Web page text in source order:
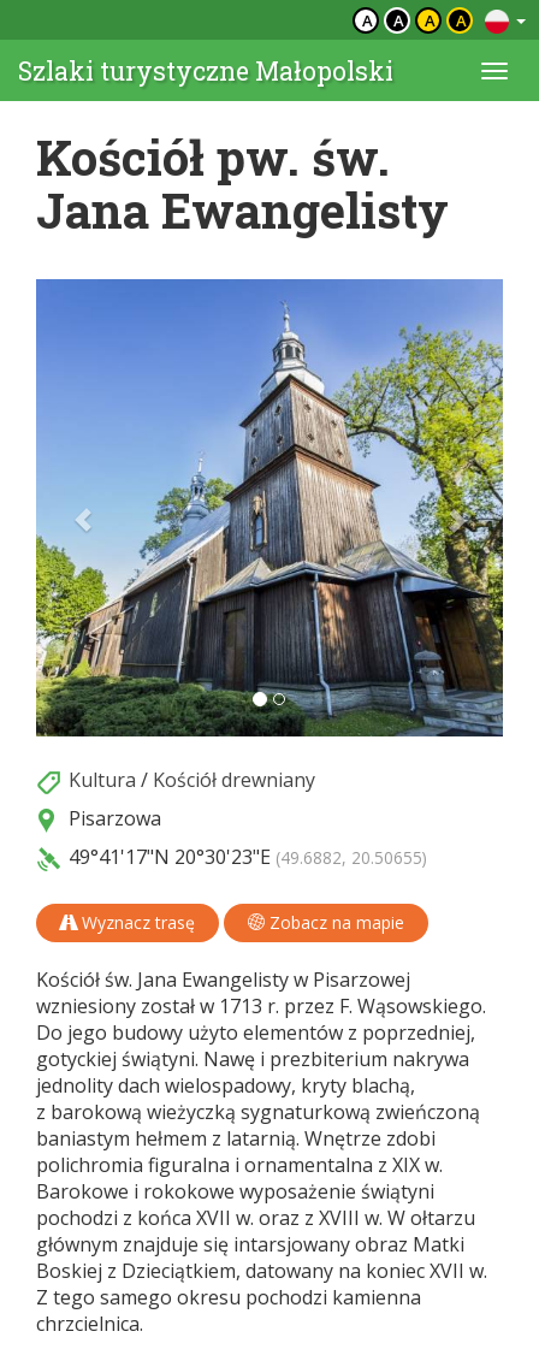
A A A A
Szlaki turystyczne Małopolski
Kościół pw. św.
Jana Ewangelisty
Kultura / Kościół drewniany
Pisarzowa
49°41'17"N 20°30'23"E (49.6882, 20.50655)
Wyznacz trasę Zobacz na mapie
Kościół św. Jana Ewangelisty w Pisarzowej
wzniesiony został w 1713 r. przez F. Wąsowskiego.
Do jego budowy użyto elementów z poprzedniej,
gotyckiej świątyni. Nawę i prezbiterium nakrywa
jednolity dach wielospadowy, kryty blachą,
z barokową wieżyczką sygnaturkową zwieńczoną
baniastym hełmem z latarnią. Wnętrze zdobi
polichromia figuralna i ornamentalna z XIX w.
Barokowe i rokokowe wyposażenie świątyni
pochodzi z końca XVII w. oraz z XVIII w. W ołtarzu
głównym znajduje się intarsjowany obraz Matki
Boskiej z Dzieciątkiem, datowany na koniec XVII w.
Z tego samego okresu pochodzi kamienna
chrzcielnica.